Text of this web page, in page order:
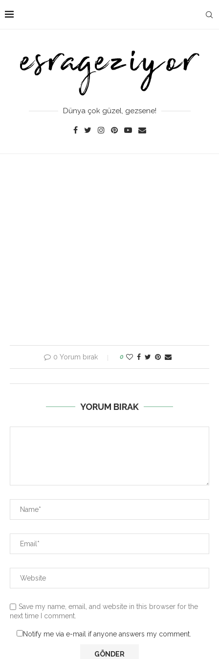
Dünya çok güzel, gezsene!
0 Yorum bırak 0
YORUM BIRAK
Save my name, email, and website in this browser for the
next time I comment.
Notify me via e-mail if anyone answers my comment.